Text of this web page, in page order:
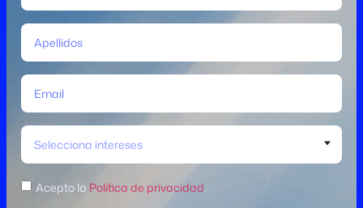
Selecciona intereses
Acepto la Política de privacidad.